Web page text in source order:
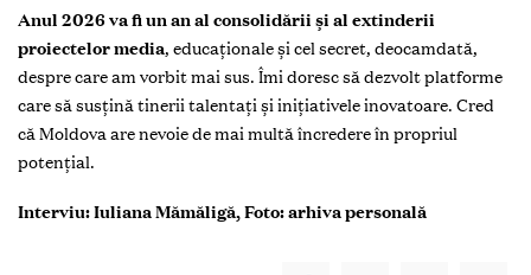
Anul 2026 va fi un an al consolidării și al extinderii
proiectelor media, educaționale și cel secret, deocamdată,
despre care am vorbit mai sus. Îmi doresc să dezvolt platforme
care să susțină tinerii talentați și inițiativele inovatoare. Cred
că Moldova are nevoie de mai multă încredere în propriul
potențial.
Interviu: Iuliana Mămăligă, Foto: arhiva personală